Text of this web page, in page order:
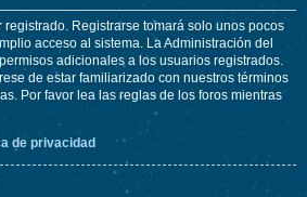
registrado. Registrarse tomará solo unos pocos
acceso al sistema. La Administración del
adicionales a los usuarios registrados.
de estar familiarizado con nuestros términos
Por favor lea las reglas de los foros mientras
de privacidad